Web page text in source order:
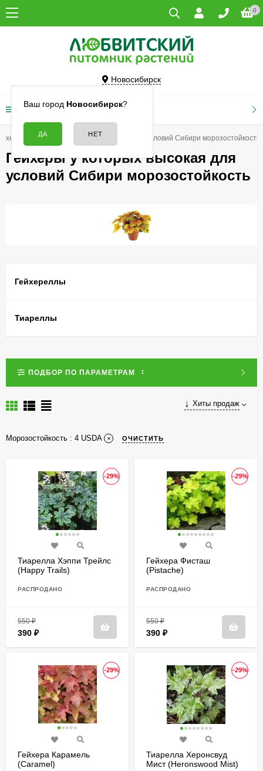
0
Новосибирск
Ваш город Новосибирск?
КАТАЛОГ ТОВАРОВ
Гейхеры у которых высокая для условий Сибири морозостойкость
Гейхеры у которых высокая для
условий Сибири морозостойкость
Гейхереллы
Тиареллы
ПОДБОР ПО ПАРАМЕТРАМ 1
Хиты продаж
Морозостойкость : 4 USDA ОЧИСТИТЬ
-29%
Тиарелла Хэппи Трейлс
(Happy Trails)
РАСПРОДАНО
550₽
390 ₽
-29%
Гейхера Фисташ
(Pistache)
РАСПРОДАНО
550₽
390 ₽
-29%
Гейхера Карамель
(Caramel)
-29%
Тиарелла Херонсвуд
Мист (Heronswood Mist)